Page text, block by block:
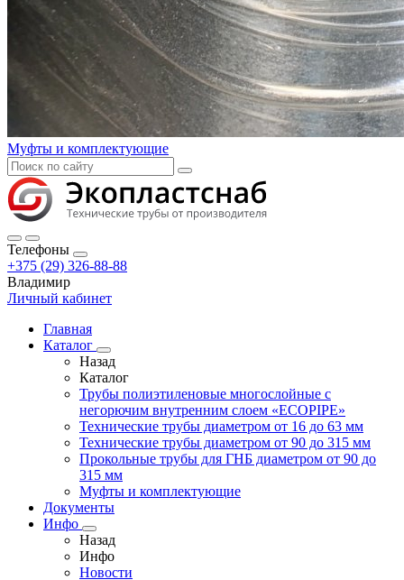
Муфты и комплектующие
Телефоны
+375 (29) 326-88-88
Владимир
Личный кабинет
Главная
Каталог
Назад
Каталог
Трубы полиэтиленовые многослойные с
негорючим внутренним слоем «ECOPIPE»
Технические трубы диаметром от 16 до 63 мм
Технические трубы диаметром от 90 до 315 мм
Прокольные трубы для ГНБ диаметром от 90 до
315 мм
Муфты и комплектующие
Документы
Инфо
Назад
Инфо
Новости